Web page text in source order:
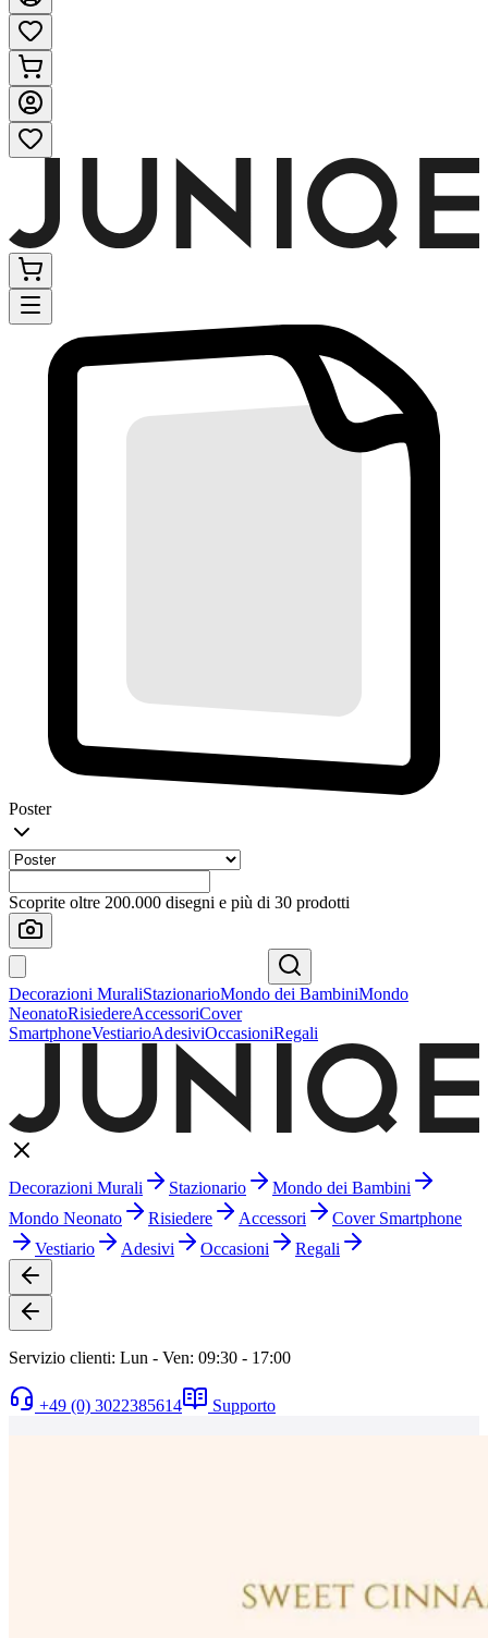
Poster
Scoprite oltre 200.000 disegni e più di 30 prodotti
Decorazioni MuraliStazionarioMondo dei BambiniMondo
NeonatoRisiedereAccessoriCover
SmartphoneVestiarioAdesiviOccasioniRegali
Decorazioni Murali Stazionario
Mondo dei Bambini
Mondo Neonato
Risiedere Accessori
Cover Smartphone
Vestiario
Adesivi Occasioni Regali
Servizio clienti: Lun - Ven: 09:30 - 17:00
+49 (0) 3022385614 Supporto